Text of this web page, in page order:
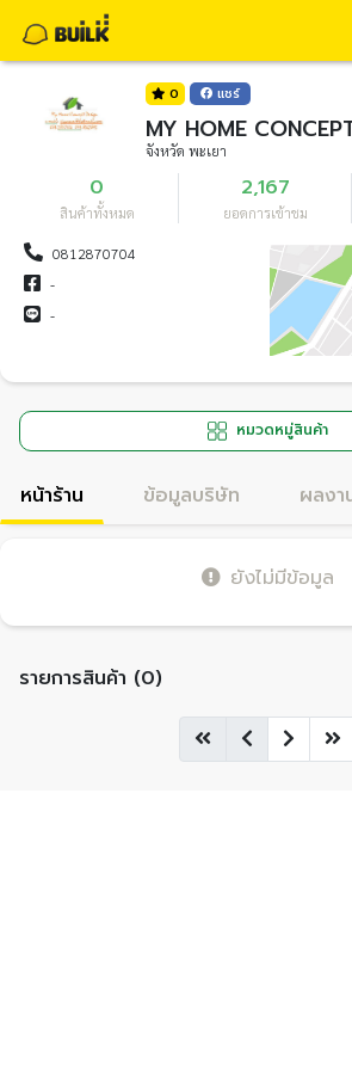
0 แชร์
MY HOME
จังหวัด พะเยา
0
สินค้าทั้งหมด
2,167
ยอดการเข้าชม
0812870704
-
-
หมวดหมู่สินค้า
หน้าร้าน ข้อมูลบริษัท ผลงา
ยังไม่มีข้อมูล
รายการสินค้า (0)